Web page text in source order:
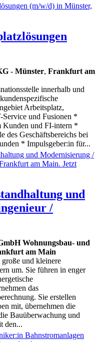
- Münster, Frankfurt am
innerhalb und
Arbeitsplatz,
und Fusionen *
Kunden und FI-intern *
des Geschäftsbereichs bei
* Impulsgeber:in für...
und
/
Wohnungsbau- und
am Main
große und kleinere
um. Sie führen in enger
das
Sie erstellen
mit, übernehmen die
Bauüberwachung und
den...